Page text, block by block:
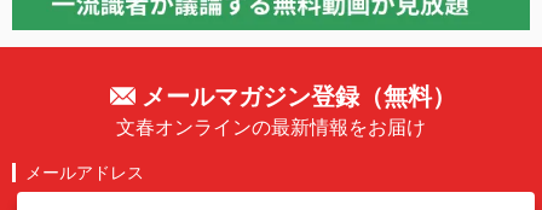
メールマガジン登録（無料）
文春オンラインの最新情報をお届け
メールアドレス